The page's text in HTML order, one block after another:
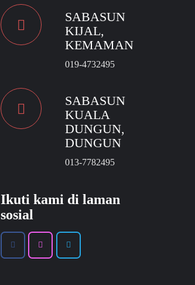
SABASUN
KIJAL,
KEMAMAN
019-4732495
SABASUN
KUALA
DUNGUN,
DUNGUN
013-7782495
Ikuti kami di laman
sosial